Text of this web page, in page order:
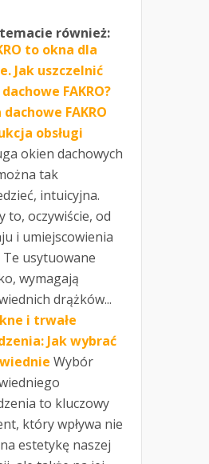
również:
to okna dla
Jak uszczelnić
FAKRO?
FAKRO
obsługi
okien dachowych
tak
intuicyjna.
to, oczywiście, od
i umiejscowienia
Te usytuowane
wymagają
drążków...
i trwałe
Jak wybrać
Wybór
to kluczowy
który wpływa nie
estetykę naszej